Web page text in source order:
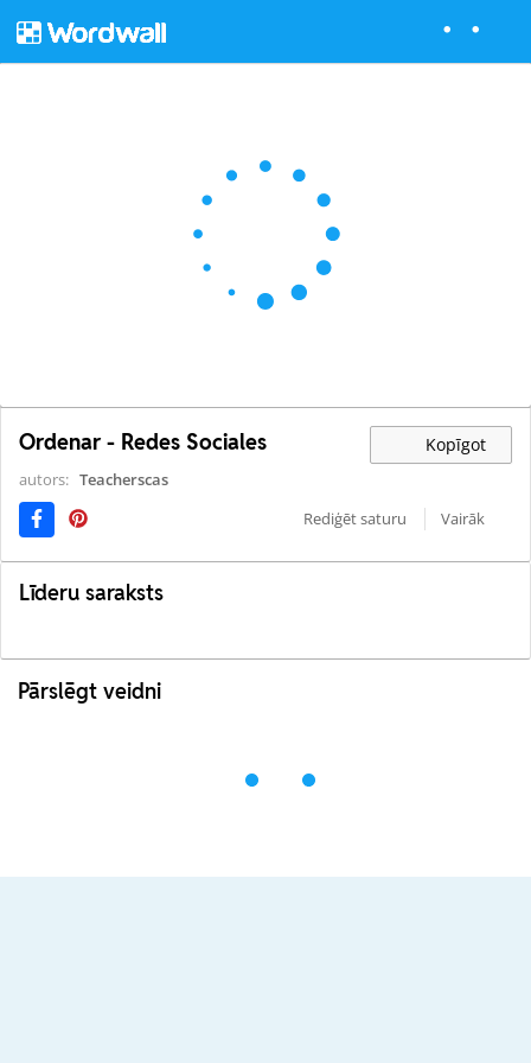
Ordenar - Redes Sociales Kopīgot
autors: Teacherscas
Rediģēt saturu
Vairāk
Līderu saraksts
Pārslēgt veidni